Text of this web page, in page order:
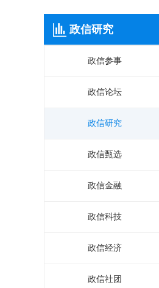
政信研究
政信参事
政信论坛
政信研究
政信甄选
政信金融
政信科技
政信经济
政信社团